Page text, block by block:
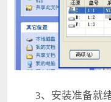
3、安装准备就绪